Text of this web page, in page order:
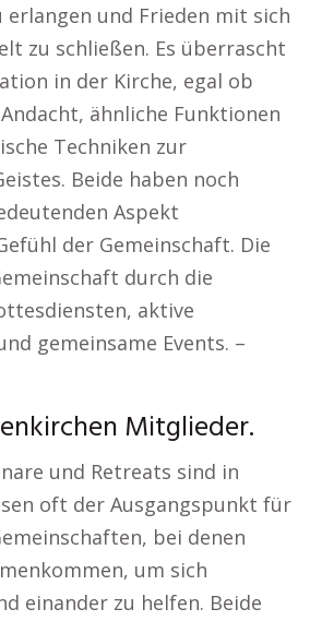
erlangen und Frieden mit sich
zu schließen. Es überrascht
in der Kirche, egal ob
ähnliche Funktionen
Techniken zur
Beide haben noch
Aspekt
der Gemeinschaft. Die
durch die
aktive
gemeinsame Events. –
Mitglieder.
und Retreats sind in
oft der Ausgangspunkt für
bei denen
um sich
einander zu helfen. Beide